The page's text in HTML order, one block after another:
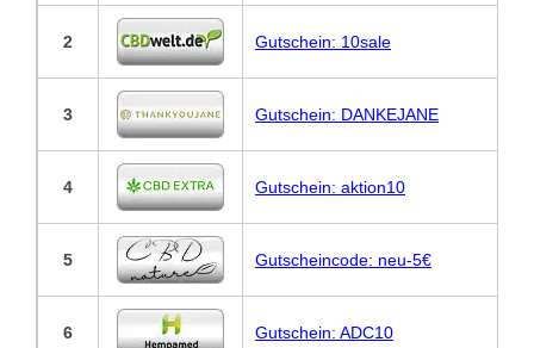
2 Gutschein: 10sale
3 Gutschein: DANKEJANE
4 Gutschein: aktion10
5 Gutscheincode: neu-5€
6 Gutschein: ADC10